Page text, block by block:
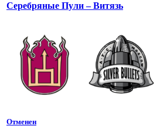
Серебряные Пули – Витязь
Отменен